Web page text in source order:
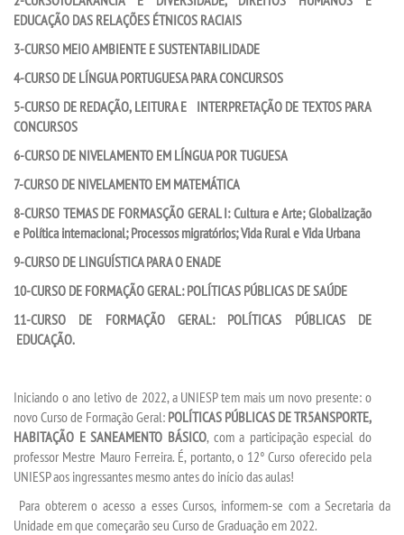
UNIESP
CONTATO
IMPRENSA
TRABALHE CONOSCO
OUVIDORIA
EDUCAÇÃO DAS RELAÇÕES ÉTNICOS RACIAIS
3-CURSO MEIO AMBIENTE E SUSTENTABILIDADE
4-CURSO DE LÍNGUA PORTUGUESA PARA CONCURSOS
5-CURSO DE REDAÇÃO, LEITURA E INTERPRETAÇÃO DE TEXTOS PARA
CONCURSOS
6-CURSO DE NIVELAMENTO EM LÍNGUA POR TUGUESA
7-CURSO DE NIVELAMENTO EM MATEMÁTICA
8-CURSO TEMAS DE FORMASÇÃO GERAL I: Cultura e Arte; Globalização
e Política internacional; Processos migratórios; Vida Rural e Vida Urbana
9-CURSO DE LINGUÍSTICA PARA O ENADE
10-CURSO DE FORMAÇÃO GERAL: POLÍTICAS PÚBLICAS DE SAÚDE
11-CURSO DE FORMAÇÃO GERAL: POLÍTICAS PÚBLICAS DE
EDUCAÇÃO.
Iniciando o ano letivo de 2022, a UNIESP tem mais um novo presente: o
novo Curso de Formação Geral: POLÍTICAS PÚBLICAS DE TR5ANSPORTE,
HABITAÇÃO E SANEAMENTO BÁSICO, com a participação especial do
professor Mestre Mauro Ferreira. É, portanto, o 12° Curso oferecido pela
UNIESP aos ingressantes mesmo antes do início das aulas!
Para obterem o acesso a esses Cursos, informem-se com a Secretaria da
Unidade em que começarão seu Curso de Graduação em 2022.